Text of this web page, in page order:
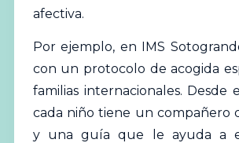
afectiva.
Por ejemplo, en IMS
con un protocolo de acogida
familias internacionales. Desde
cada niño tiene un compañero
y una guía que le ayuda a